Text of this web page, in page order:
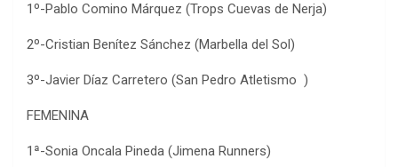
1º-Pablo Comino Márquez (Trops Cuevas de Nerja)
2º-Cristian Benítez Sánchez (Marbella del Sol)
3º-Javier Díaz Carretero (San Pedro Atletismo )
FEMENINA
1ª-Sonia Oncala Pineda (Jimena Runners)